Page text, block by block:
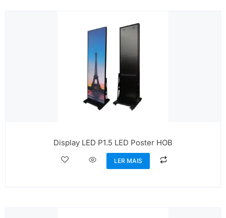
Display LED P1.5 LED Poster HOB
LER MAIS